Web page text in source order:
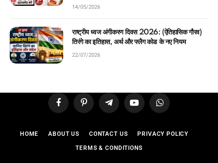
14/05/2026
राष्ट्रीय ध्वज अंगीकरण दिवस 2026: (ऐतिहासिक गौरव)
तिरंगे का इतिहास, अर्थ और फ्लैग कोड के नए नियम
22/07/2026
FacebookPinterest TelegramYouTubeWhatsApp
HOME ABOUT US CONTACT US PRIVACY POLICY
TERMS & CONDITIONS